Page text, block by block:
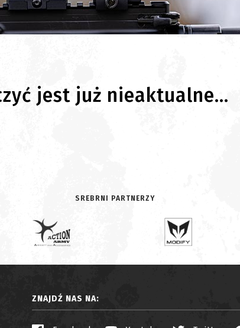
jest już nieaktualne...
SREBRNI PARTNERZY
ZNAJDŹ NAS NA: